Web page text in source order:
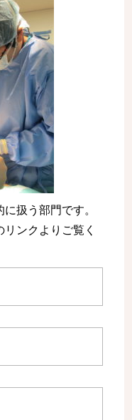
扱う部門です。
ンクよりご覧く